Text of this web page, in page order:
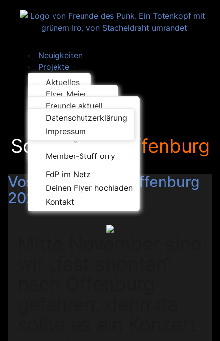
Neuigkeiten
Projekte
Aktuelles
Bands
Handwerk
Kunst
Projekte
Sonstiges
Was los..?
Flyer Meier
Konzertberichte
Videos und Bilder
Musik
Releases
Musik hören…
Über uns
Freunde aktuell
Hey Punks
...in Progress
Member-Stuff only
FdP im Netz
Deinen Flyer hochladen
Kontakt
Law & Order
Datenschutzerklärung
Impressum
Schlagwort:Offenburg
Vostok Import in Offenburg
2025